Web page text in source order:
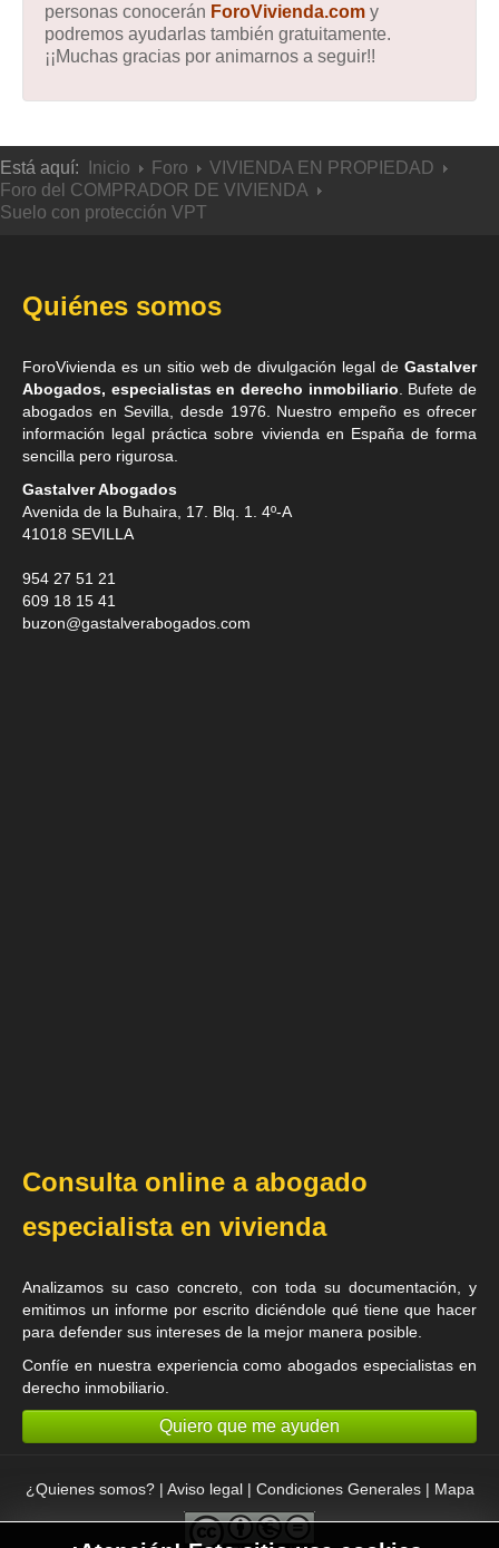
personas conocerán ForoVivienda.com y
podremos ayudarlas también gratuitamente.
¡¡Muchas gracias por animarnos a seguir!!
Está aquí: Inicio Foro
VIVIENDA EN PROPIEDAD
Foro del COMPRADOR DE VIVIENDA
Suelo con protección VPT
Quiénes somos
ForoVivienda es un sitio web de divulgación legal de Gastalver
Abogados, especialistas en derecho inmobiliario . Bufete de
abogados en Sevilla , desde 1976. Nuestro empeño es ofrecer
información legal práctica sobre vivienda en España de forma
sencilla pero rigurosa.
Gastalver Abogados
Avenida de la Buhaira, 17. Blq. 1. 4º-A
41018 SEVILLA
954 27 51 21
609 18 15 41
buzon@gastalverabogados.com
Consulta online a abogado
especialista en vivienda
Analizamos su caso concreto, con toda su documentación, y
emitimos un informe por escrito diciéndole qué tiene que hacer
para defender sus intereses de la mejor manera posible.
Confíe en nuestra experiencia comoabogados especialistas en
derecho inmobiliario
Quiero que me ayuden
¿Quienes somos?| Aviso legal| Condiciones Generales| Mapa